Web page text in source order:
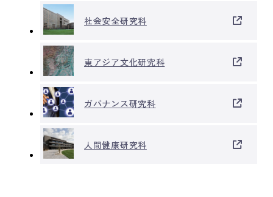
社会安全研究科
東アジア文化研究科
ガバナンス研究科
人間健康研究科